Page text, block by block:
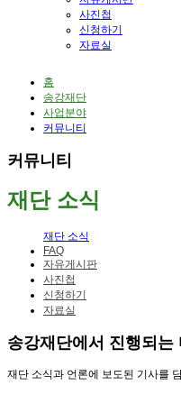
사진첩
신청하기
자료실
홈
송강재단
사업분야
커뮤니티
커뮤니티
재단 소식
재단 소식
FAQ
자유게시판
사진첩
신청하기
자료실
송강재단에서 진행되
재단 소식과 언론에 보도된 기사를